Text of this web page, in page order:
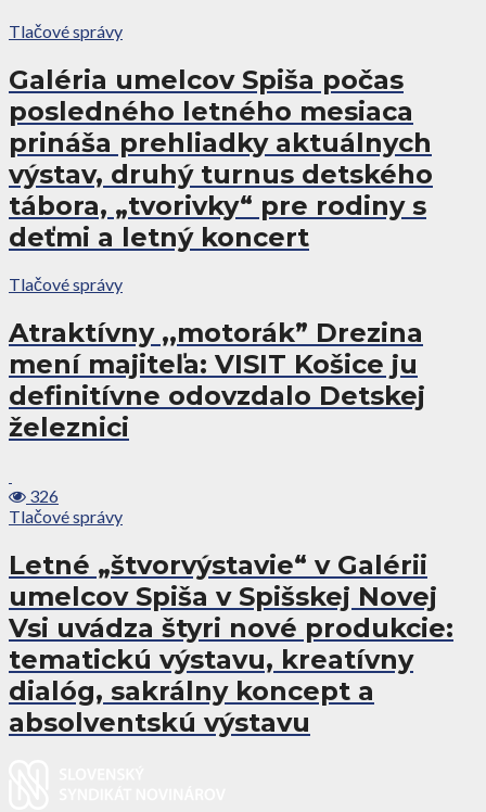
Tlačové správy
Galéria umelcov Spiša počas
posledného letného mesiaca
prináša prehliadky aktuálnych
výstav, druhý turnus detského
tábora, „tvorivky“ pre rodiny s
deťmi a letný koncert
Tlačové správy
Atraktívny ,,motorák” Drezina
mení majiteľa: VISIT Košice ju
definitívne odovzdalo Detskej
železnici
326
Tlačové správy
Letné „štvorvýstavie“ v Galérii
umelcov Spiša v Spišskej Novej
Vsi uvádza štyri nové produkcie:
tematickú výstavu, kreatívny
dialóg, sakrálny koncept a
absolventskú výstavu